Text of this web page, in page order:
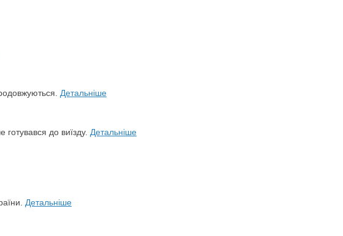
Детальніше
до виїзду. Детальніше
Детальніше